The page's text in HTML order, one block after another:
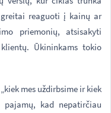
reaguoti į kainų ar
priemonių, atsisakyti
Ūkininkams tokio
mes uždirbsime ir kiek
kad nepatirčiau